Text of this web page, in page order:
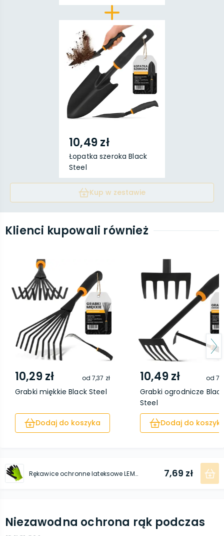
10,49 zł
Łopatka szeroka Black
Steel
Kup w zestawie
Klienci kupowali również
10,29 zł od7,37 zł
Grabki miękkie Black Steel
Dodaj do koszyka
10,49 zł od
Grabki ogrodnicze
Steel
Dodaj do
Rękawice ochronne lateksowe LEMON 3 7,69 zł
Niezawodna ochrona rąk podczas